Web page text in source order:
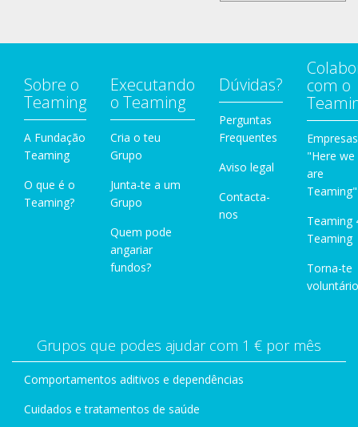
Sobre o
Teaming
A Fundação
Teaming
O que é o
Teaming?
Executando
o Teaming
Cria o teu
Grupo
Junta-te a um
Grupo
Quem pode
angariar
fundos?
Dúvidas?
Perguntas
Frequentes
Aviso legal
Contacta-
nos
com o
Empresas
"Here we
are
Teaming"
Teaming
Teaming
Torna-te
Grupos que podes ajudar com 1 € por mês
Comportamentos aditivos e dependências
Cuidados e tratamentos de saúde